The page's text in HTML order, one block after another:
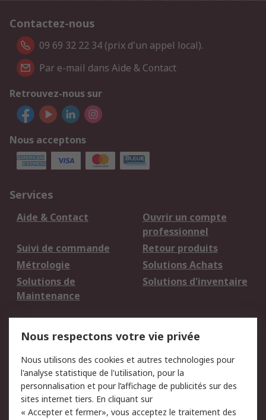
Contactez-nous
09 69 32 22 34 (prix d'un appel local).
Par e-mail dans Aide & Contact
Retrouvez-nous sur
Nous acceptons
Services
Aide & Contact
Ouvrir un compte
professionnel
Suivi de commande
Retour produits
Métrologie
Solutions Achats
Solutions de
Maintenance
Solutions d'inventaire
du site
Politique de protection
des données - Mise à
jour
Sécurité des E-mails
Nous respectons votre vie privée
Nous utilisons des cookies et autres technologies pour
l'analyse statistique de l'utilisation, pour la
personnalisation et pour l’affichage de publicités sur des
sites internet tiers. En cliquant sur
« Accepter et fermer», vous acceptez le traitement des